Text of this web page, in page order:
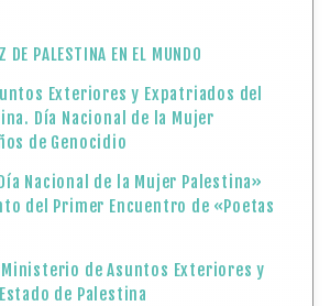
DE PALESTINA EN EL MUNDO
Exteriores y Expatriados del
Día Nacional de la Mujer
de Genocidio
Nacional de la Mujer Palestina»
del Primer Encuentro de «Poetas
de Asuntos Exteriores y
de Palestina